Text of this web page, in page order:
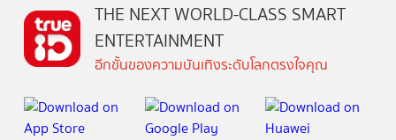
THE NEXT WORLD-CLASS SMART
ENTERTAINMENT
อีกขั้นของความบันเทิงระดับโลกตรงใจคุณ